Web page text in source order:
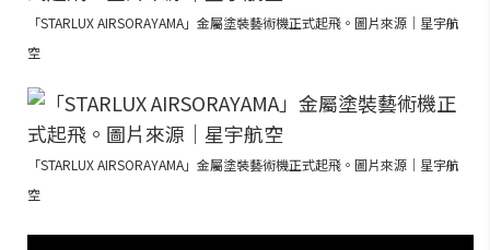
「STARLUX AIRSORAYAMA」金屬塗裝藝術機正式起飛。圖片來源｜星宇航
空
「STARLUX AIRSORAYAMA」金屬塗裝藝術機正式起飛。圖片來源｜星宇航
空